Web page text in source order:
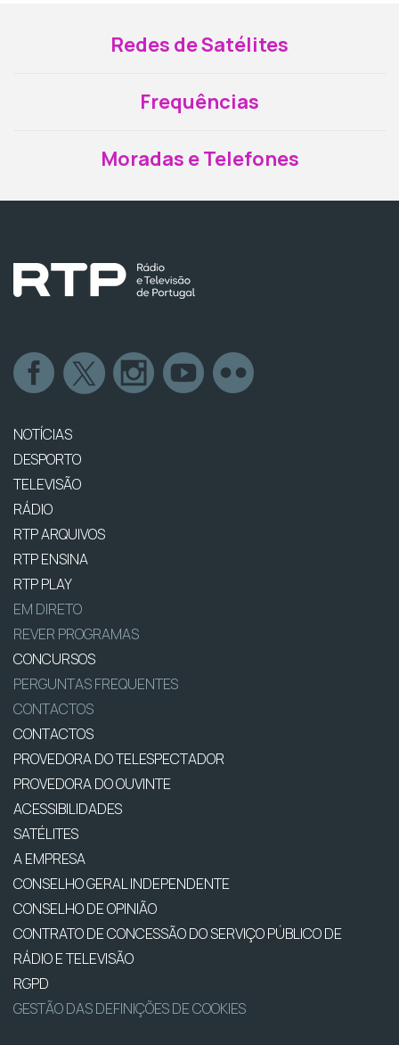
Redes de Satélites
Frequências
Moradas e Telefones
NOTÍCIAS
DESPORTO
TELEVISÃO
RÁDIO
RTP ARQUIVOS
RTP ENSINA
RTP PLAY
EM DIRETO
REVER PROGRAMAS
CONCURSOS
PERGUNTAS FREQUENTES
CONTACTOS
CONTACTOS
PROVEDORA DO TELESPECTADOR
PROVEDORA DO OUVINTE
ACESSIBILIDADES
SATÉLITES
A EMPRESA
CONSELHO GERAL INDEPENDENTE
CONSELHO DE OPINIÃO
CONTRATO DE CONCESSÃO DO SERVIÇO PÚBLICO DE
RÁDIO E TELEVISÃO
RGPD
GESTÃO DAS DEFINIÇÕES DE COOKIES